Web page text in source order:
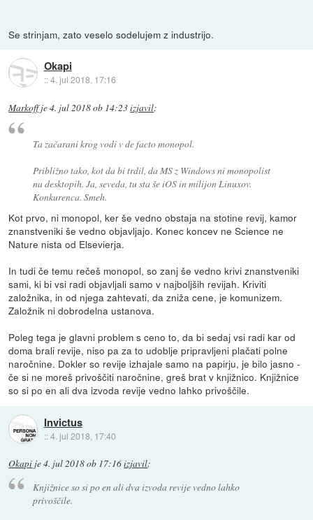
Se strinjam, zato veselo sodelujem z industrijo.
Okapi
::4. jul 2018, 17:16
Markoffje4. jul 2018 ob 14:23izjavil:
Ta začarani krog vodi v de facto monopol.
Približno tako, kot da bi trdil, da MS z Windows ni monopolist
na desktopih. Ja, seveda, tu sta še iOS in milijon Linuxov.
Konkurenca. Smeh.
Kot prvo, ni monopol, ker še vedno obstaja na stotine revij, kamor
znanstveniki še vedno objavljajo. Konec koncev ne Science ne
Nature nista od Elsevierja.
In tudi če temu rečeš monopol, so zanj še vedno krivi znanstveniki
sami, ki bi vsi radi objavljali samo v najboljših revijah. Kriviti
založnika, in od njega zahtevati, da zniža cene, je komunizem.
Založnik ni dobrodelna ustanova.
Poleg tega je glavni problem s ceno to, da bi sedaj vsi radi kar od
doma brali revije, niso pa za to udoblje pripravljeni plačati polne
naročnine. Dokler so revije izhajale samo na papirju, je bilo jasno -
če si ne moreš privoščiti naročnine, greš brat v knjižnico. Knjižnice
so si po en ali dva izvoda revije vedno lahko privoščile.
Invictus
::4. jul 2018, 17:40
Okapi je4. jul 2018 ob 17:16izjavil:
Knjižnice so si po en ali dva izvoda revije vedno lahko
privoščile.